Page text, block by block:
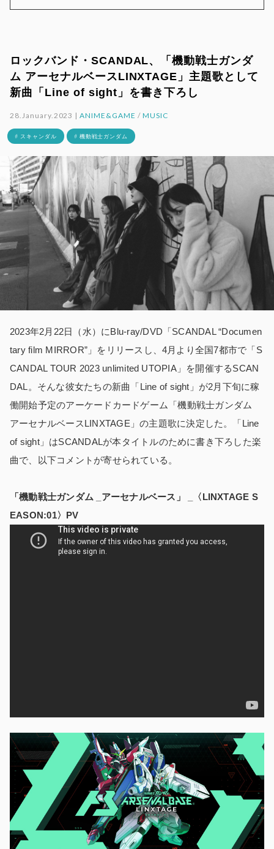
ロックバンド・SCANDAL、「機動戦士ガンダ
ム アーセナルベースLINXTAGE」主題歌として
新曲「Line of sight」を書き下ろし
28.January.2023 |ANIME&GAME / MUSIC
# スキャンダル # 機動戦士ガンダム
2023年2月22日（水）にBlu-ray/DVD「SCANDAL “Documen
tary film MIRROR”」をリリースし、4月より全国7都市で「S
CANDAL TOUR 2023 unlimited UTOPIA」を開催するSCAN
DAL。そんな彼女たちの新曲「Line of sight」が2月下旬に稼
働開始予定のアーケードカードゲーム「機動戦士ガンダム
アーセナルベースLINXTAGE」の主題歌に決定した。「Line
of sight」はSCANDALが本タイトルのために書き下ろした楽
曲で、以下コメントが寄せられている。
「機動戦士ガンダム _アーセナルベース」 _〈LINXTAGE S
EASON:01〉PV